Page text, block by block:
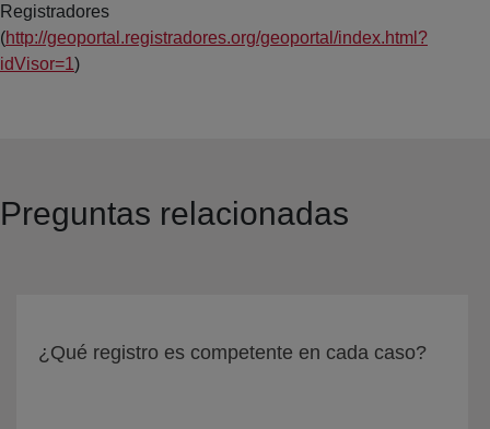
Registradores
(http://geoportal.registradores.org/geoportal/index.html?
idVisor=1)
Preguntas relacionadas
¿Qué registro es competente en cada caso?